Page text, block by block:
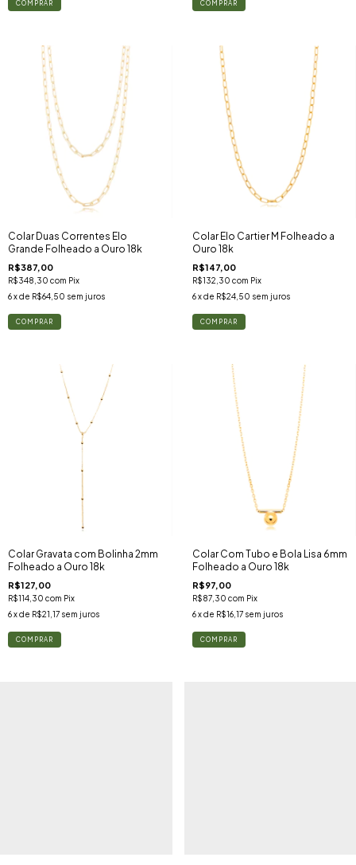
Colar Duas Correntes Elo
Grande Folheado a Ouro 18k
R$387,00
R$348,30 com Pix
6x de R$64,50 sem juros
Colar Elo Cartier M Folheado a
Ouro 18k
R$147,00
R$132,30 com Pix
6 x de R$24,50 sem juros
Colar Gravata com Bolinha 2mm
Folheado a Ouro 18k
R$127,00
R$114,30 com Pix
6x de R$21,17 sem juros
Colar Com Tubo e Bola Lisa 6mm
Folheado a Ouro 18k
R$97,00
R$87,30 com Pix
6 x de R$16,17 sem juros